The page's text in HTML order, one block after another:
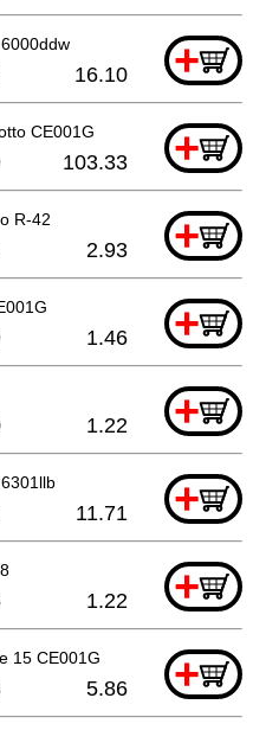
+
16.10
CE001G +
103.33
R-42 +
2.93
+
1.46
+
1.22
+
11.71
+
1.22
15 CE001G +
5.86